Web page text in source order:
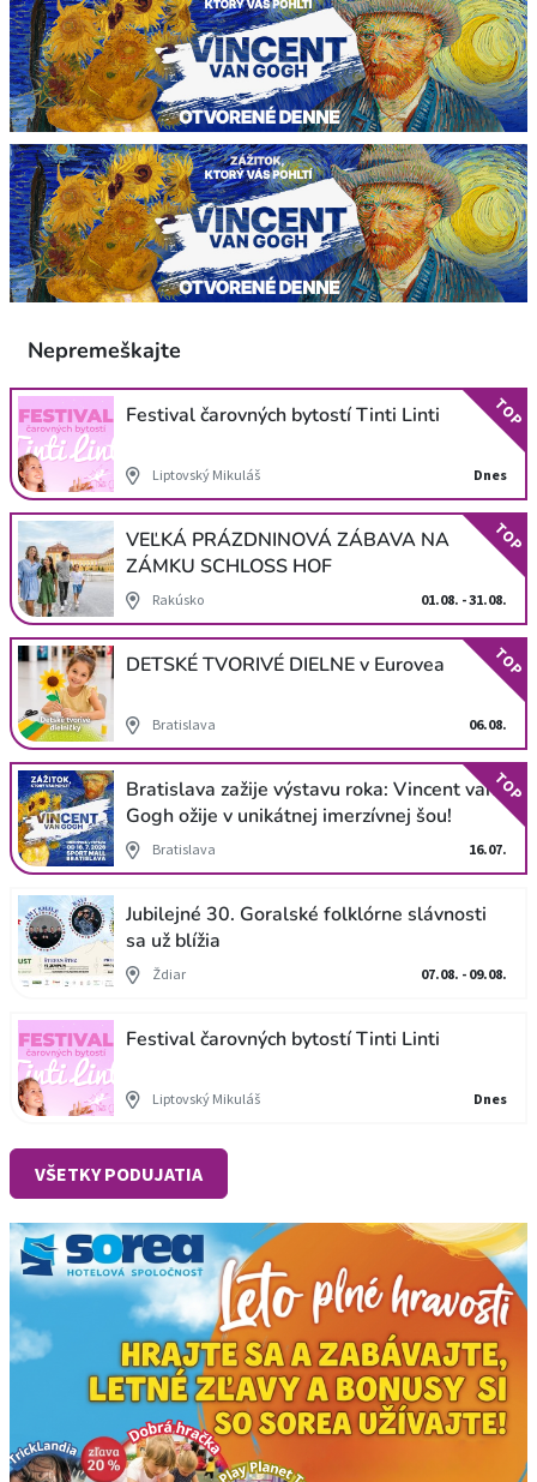
Nepremeškajte
Festival čarovných bytostí Tinti Linti
Liptovský Mikuláš Dnes
TOP
VEĽKÁ PRÁZDNINOVÁ ZÁBAVA NA
ZÁMKU SCHLOSS HOF
Rakúsko 01.08. - 31.08.
TOP
DETSKÉ TVORIVÉ DIELNE v Eurovea
Bratislava 06.08.
TOP
Bratislava zažije výstavu roka: Vincent van
Gogh ožije v unikátnej imerzívnej šou!
Bratislava 16.07.
TOP
Jubilejné 30. Goralské folklórne slávnosti
sa už blížia
Ždiar 07.08. - 09.08.
Festival čarovných bytostí Tinti Linti
Liptovský Mikuláš Dnes
VŠETKY PODUJATIA